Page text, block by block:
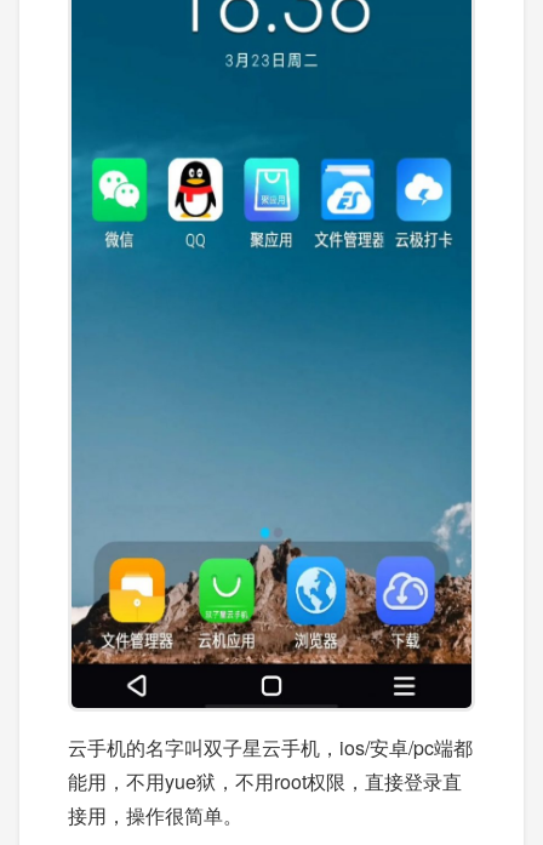
云手机的名字叫双子星云手机，ios/安卓/pc端都
能用，不用yue狱，不用root权限，直接登录直
接用，操作很简单。